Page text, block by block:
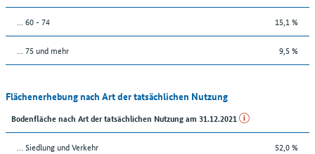
... 60 - 74 15,1 %
... 75 und mehr 9,5 %
Flächenerhebung nach Art der tatsächlichen Nutzung
Bodenfläche nach Art der tatsächlichen Nutzung am 31.12.2021
… Siedlung und Verkehr 52,0 %